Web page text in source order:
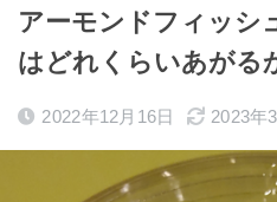
アーモンドフィッシ
はどれくらいあがる
2022年12月16日 2023年